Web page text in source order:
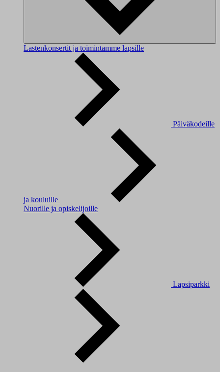
Lastenkonsertit ja toimintamme lapsille
Päiväkodeille
ja kouluille
Nuorille ja opiskelijoille
Lapsiparkki